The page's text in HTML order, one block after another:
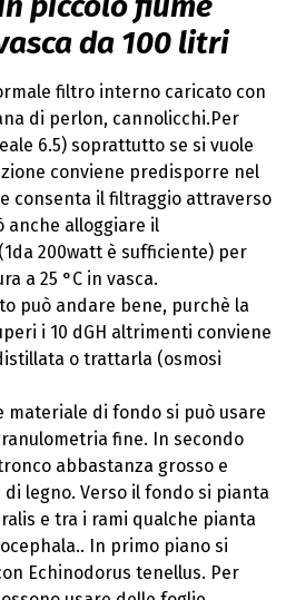
da 100 litri
filtro interno caricato con
di perlon, cannolicchi.Per
6.5) soprattutto se si vuole
conviene predisporre nel
consenta il filtraggio attraverso
anche alloggiare il
200watt è sufficiente) per
a 25 °C in vasca.
può andare bene, purchè la
i 10 dGH altrimenti conviene
o trattarla (osmosi
materiale di fondo si può usare
fine. In secondo
abbastanza grosso e
legno. Verso il fondo si pianta
e tra i rami qualche pianta
In primo piano si
Echinodorus tenellus. Per